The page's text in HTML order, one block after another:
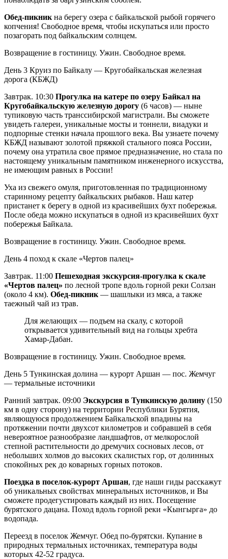
Обед-пикник на берегу озера с байкальской рыбой горячего
копчения! Свободное время, чтобы искупаться или просто
позагорать под байкальским солнцем.
Возвращение в гостиницу. Ужин. Свободное время.
День 3 Круиз по Байкалу — Кругобайкальская железная
дорога (КБЖД)
Завтрак. 10:30 Прогулка на катере по озеру Байкал на
Кругобайкальскую железную дорогу (6 часов) — ныне
тупиковую часть транссибирской магистрали. Вы сможете
увидеть галереи, уникальные мосты и тоннели, виадуки и
подпорные стенки начала прошлого века. Вы узнаете почему
КБЖД называют золотой пряжкой стального пояса России,
почему она утратила свое прямое предназначение, но стала по
настоящему уникальным памятником инженерного искусства,
не имеющим равных в России!
Уха из свежего омуля, приготовленная по традиционному
старинному рецепту байкальских рыбаков. Наш катер
пристанет к берегу в одной из красивейших бухт побережья.
После обеда можно искупаться в одной из красивейших бухт
побережья Байкала.
Возвращение в гостиницу. Ужин. Свободное время.
День 4 поход к скале «Чертов палец»
Завтрак. 11:00 Пешеходная экскурсия-прогулка к скале
«Чертов палец» по лесной тропе вдоль горной реки Солзан
(около 4 км). Обед-пикник — шашлыки из мяса, а также
таежный чай из трав.
Для желающих — подъем на скалу, с которой
открывается удивительный вид на гольцы хребта
Хамар-Дабан.
Возвращение в гостиницу. Ужин. Свободное время.
День 5 Тункинская долина — курорт Аршан — пос. Жемчуг
— термальные источники
Ранний завтрак. 09:00 Экскурсия в Тункинскую долину (150
км в одну сторону) на территории Республики Бурятия,
являющуюся продолжением Байкальской впадины на
протяжении почти двухсот километров и собравшей в себя
невероятное разнообразие ландшафтов, от мелкорослой
степной растительности до дремучих сосновых лесов, от
небольших холмов до высоких скалистых гор, от долинных
спокойных рек до коварных горных потоков.
Поездка в поселок-курорт Аршан, где наши гиды расскажут
об уникальных свойствах минеральных источников, и Вы
сможете продегустировать каждый из них. Посещение
бурятского дацана. Поход вдоль горной реки «Кынгырга» до
водопада.
Переезд в поселок Жемчуг. Обед по-бурятски. Купание в
природных термальных источниках, температура воды
которых 42-52 градуса.